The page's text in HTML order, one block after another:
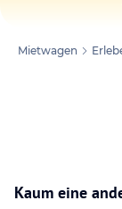
Mietwagen
Kaum eine